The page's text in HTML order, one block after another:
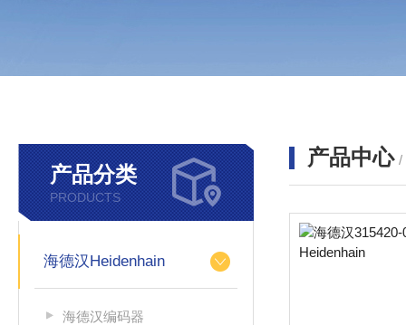
产品分类
PRODUCTS
海德汉Heidenhain
海德汉编码器
产品中心 /